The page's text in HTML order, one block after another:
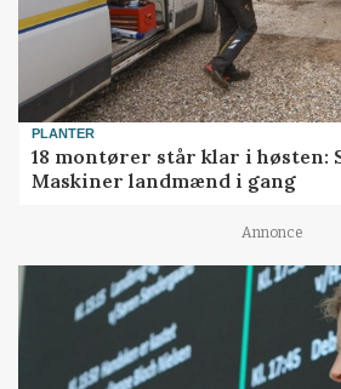
PLANTER
18 montører står klar i høsten:
Maskiner landmænd i gang
Annonce